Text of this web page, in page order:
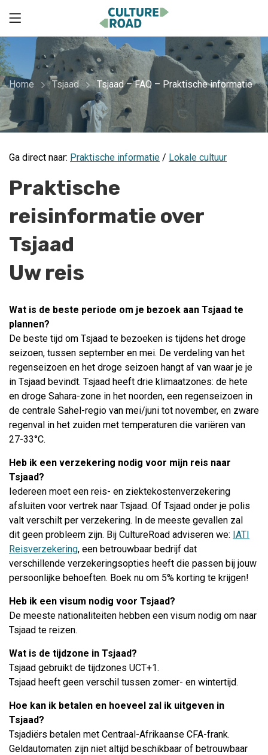
Home Tsjaad Tsjaad – FAQ – Praktische informatie
Ga direct naar: Praktische informatie / Lokale cultuur
Praktische
reisinformatie over
Tsjaad
Uw reis
Wat is de beste periode om je bezoek aan Tsjaad te
plannen?
De beste tijd om Tsjaad te bezoeken is tijdens het droge
seizoen, tussen september en mei. De verdeling van het
regenseizoen en het droge seizoen hangt af van waar je je
in Tsjaad bevindt. Tsjaad heeft drie klimaatzones: de hete
en droge Sahara-zone in het noorden, een regenseizoen in
de centrale Sahel-regio van mei/juni tot november, en zware
regenval in het zuiden met temperaturen die variëren van
27-33°C.
Heb ik een verzekering nodig voor mijn reis naar
Tsjaad?
Iedereen moet een reis- en ziektekostenverzekering
afsluiten voor vertrek naar Tsjaad. Of Tsjaad onder je polis
valt verschilt per verzekering. In de meeste gevallen zal
dit geen probleem zijn. Bij CultureRoad adviseren we: IATI
Reisverzekering, een betrouwbaar bedrijf dat
verschillende verzekeringsopties heeft die passen bij jouw
persoonlijke behoeften. Boek nu om 5% korting te krijgen!
Heb ik een visum nodig voor Tsjaad?
De meeste nationaliteiten hebben een visum nodig om naar
Tsjaad te reizen.
Wat is de tijdzone in Tsjaad?
Tsjaad gebruikt de tijdzones UCT+1.
Tsjaad heeft geen verschil tussen zomer- en wintertijd.
Hoe kan ik betalen en hoeveel zal ik uitgeven in
Tsjaad?
Tsjadiërs betalen met Centraal-Afrikaanse CFA-frank.
Geldautomaten zijn niet altijd beschikbaar of betrouwbaar